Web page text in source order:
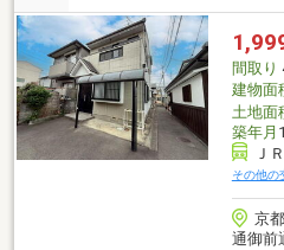
説明で、安心の不動産購入をお約束
間取り
建物面
土地面
築年月
Ｊ
その他の
京
通御前